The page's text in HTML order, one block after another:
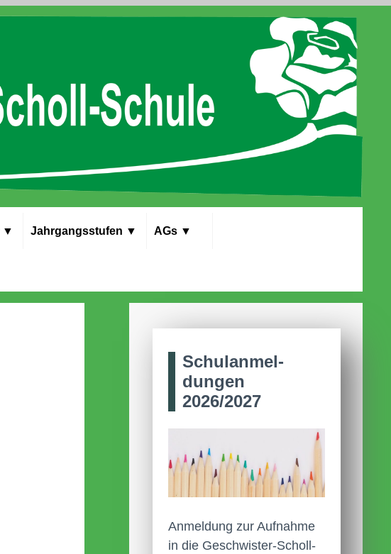
▼ Jahrgangs­stufen ▼ AGs ▼
Schul­anmel­
dungen
2026/2027
Anmeldung zur Aufnahme
in die Geschwister-Scholl-